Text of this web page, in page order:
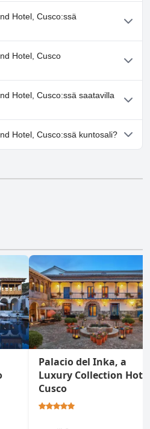
Cusco ei ole uima-allasta.
Hotel, Cusco:ssä
Cusco ei tarjoa kylpylää.
Hotel, Cusco
Cusco ei salli koiria.
Hotel, Cusco:ssä saatavilla
Cusco ei tarjoa
Hotel, Cusco:ssä kuntosali?
Palacio del Inka, a
Luxury Collection
Cusco